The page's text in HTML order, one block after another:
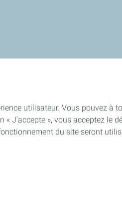
utilisateur. Vous pouvez à
J’accepte », vous acceptez le
du site seront